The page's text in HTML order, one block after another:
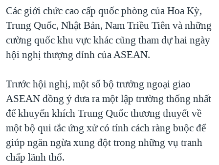
NGƯ DÂN VIỆT VÀ LÀN SÓNG TRỘM HẢI SÂM
BÊN KIA QUỐC LỘ: TIẾNG VỌNG TỪ NÔNG THÔN MỸ
QUAN HỆ VIỆT MỸ
Các giới chức cao cấp quốc phòng của Hoa Kỳ,
Trung Quốc, Nhật Bản, Nam Triều Tiên và những
cường quốc khu vực khác cũng tham dự hai ngày
hội nghị thượng đỉnh của ASEAN.
Trước hội nghị, một số bộ trưởng ngoại giao
ASEAN đồng ý đưa ra một lập trường thống nhất
để khuyến khích Trung Quốc thương thuyết về
một bộ qui tắc ứng xử có tính cách ràng buộc để
giúp ngăn ngừa xung đột trong những vụ tranh
chấp lãnh thổ.